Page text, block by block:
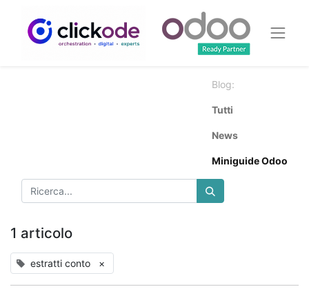
Blog:
Tutti
News
Miniguide Odoo
1 articolo
estratti conto ×